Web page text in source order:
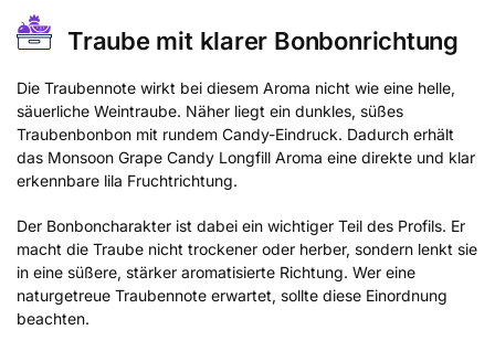
Traube mit klarer Bonbonrichtung
Die Traubennote wirkt bei diesem Aroma nicht wie eine helle,
säuerliche Weintraube. Näher liegt ein dunkles, süßes
Traubenbonbon mit rundem Candy-Eindruck. Dadurch erhält
das Monsoon Grape Candy Longfill Aroma eine direkte und klar
erkennbare lila Fruchtrichtung.
Der Bonboncharakter ist dabei ein wichtiger Teil des Profils. Er
macht die Traube nicht trockener oder herber, sondern lenkt sie
in eine süßere, stärker aromatisierte Richtung. Wer eine
naturgetreue Traubennote erwartet, sollte diese Einordnung
beachten.